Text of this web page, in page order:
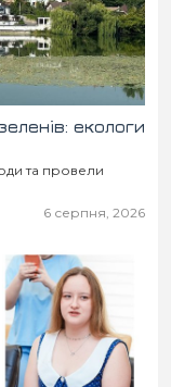
екологи
та провели
6 серпня, 2026